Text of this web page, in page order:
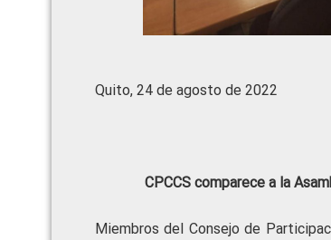
Quito, 24 de agosto de 2022
CPCCS comparece a la
Miembros del Consejo de